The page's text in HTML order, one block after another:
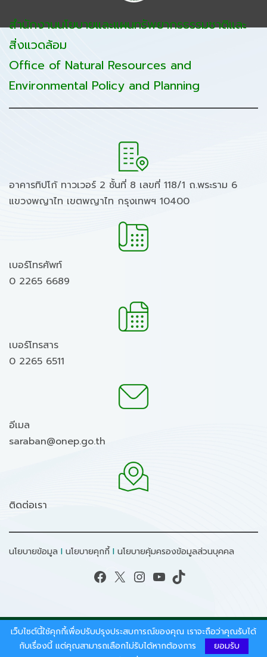
สำนักงานนโยบายและแผนทรัพยากรธรรมชาติและ
สิ่งแวดล้อม
Office of Natural Resources and
Environmental Policy and Planning
อาคารทิปโก้ ทาวเวอร์ 2 ชั้นที่ 8 เลขที่ 118/1 ถ.พระราม 6
แขวงพญาไท เขตพญาไท กรุงเทพฯ 10400
เบอร์โทรศัพท์
0 2265 6689
เบอร์โทรสาร
0 2265 6511
อีเมล
saraban@onep.go.th
ติดต่อเรา
นโยบายข้อมูล I นโยบายคุกกี้ I นโยบายคุ้มครองข้อมูลส่วนบุคคล
Facebook X Instagram YouTube TikTok
สงวนลิขสิทธิ์ © 2026 - สำนักงานนโยบายและแผน
ทรัพยากรธรรมชาติและสิ่งแวดล้อม.
เว็บไซต์นี้ใช้คุกกี้เพื่อปรับปรุงประสบการณ์ของคุณ เราจะถือว่าคุณรับได้
กับเรื่องนี้ แต่คุณสามารถเลือกไม่รับได้หากต้องการ
ยอมรับ